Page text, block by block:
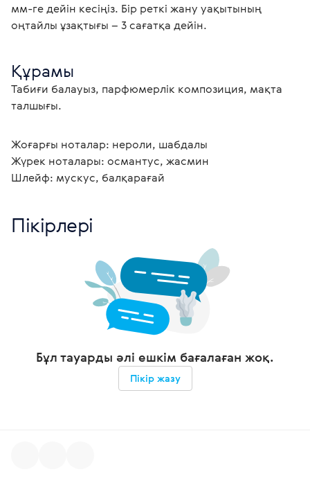
мм-ге дейін кесіңіз. Бір реткі жану уақытының
оңтайлы ұзақтығы – 3 сағатқа дейін.
Құрамы
Табиғи балауыз, парфюмерлік композиция, мақта
талшығы.
Жоғарғы ноталар: нероли, шабдалы
Жүрек ноталары: османтус, жасмин
Шлейф: мускус, балқарағай
Пікірлері
Бұл тауарды әлі ешкім бағалаған жоқ.
Пікір жазу